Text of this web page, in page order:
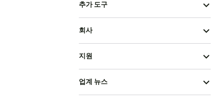
추가 도구
회사
지원
업계 뉴스